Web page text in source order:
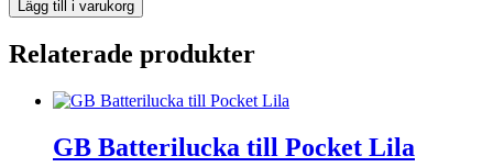
Lägg till i varukorg
Relaterade produkter
GB Batterilucka till Pocket Lila